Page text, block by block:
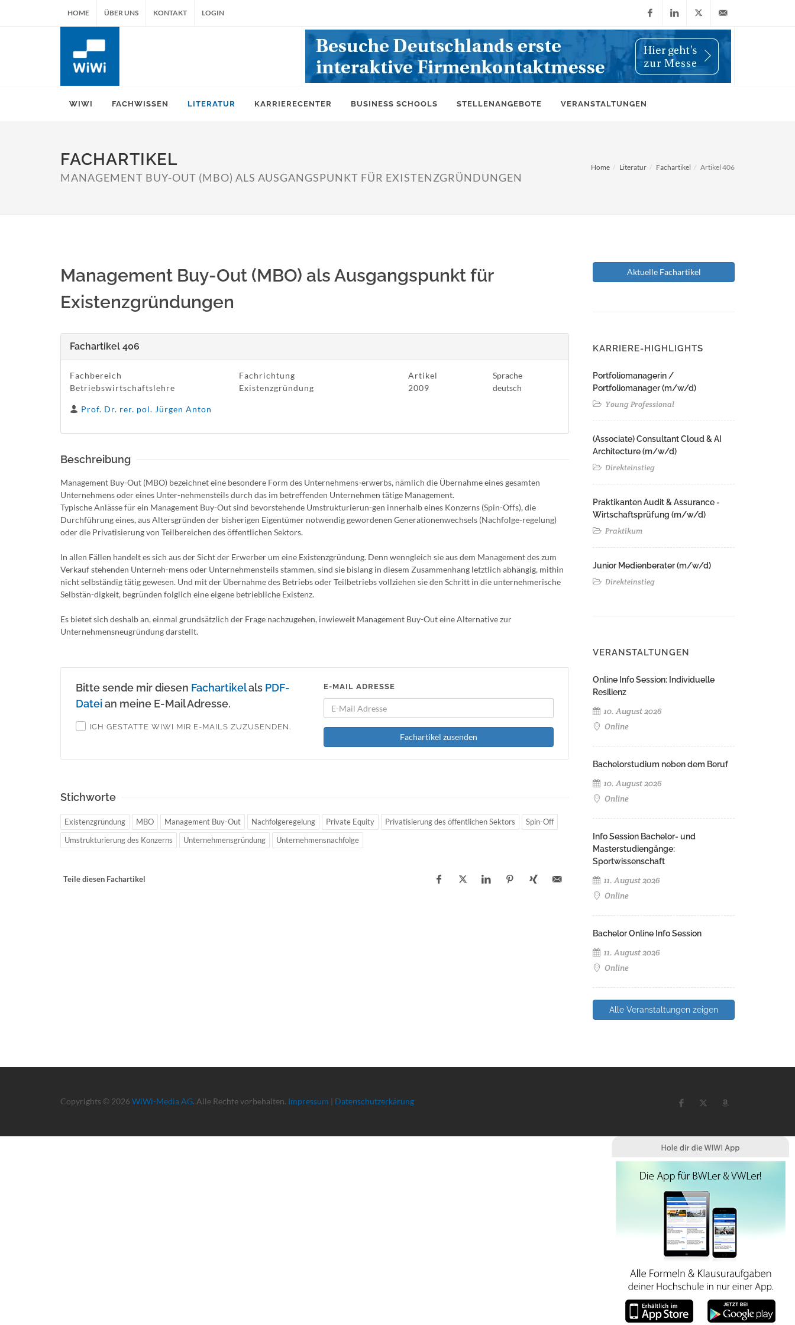
HOME ÜBER UNS KONTAKT LOGIN
FacebookLinkedIn
X
(Twitter)
info@wiwi-
WIWI FACHWISSEN LITERATUR KARRIERECENTER BUSINESS SCHOOLS STELLENANGEBOTE VERANSTALTUNGEN
FACHARTIKEL
MANAGEMENT BUY-OUT (MBO) ALS AUSGANGSPUNKT FÜR EXISTENZGRÜNDUNGEN
Home Literatur Fachartikel Artikel 406
Management Buy-Out (MBO) als Ausgangspunkt für
Existenzgründungen
Fachartikel 406
Fachbereich
Betriebswirtschaftslehre
Fachrichtung
Existenzgründung
Artikel
2009
Sprache
deutsch
Prof. Dr. rer. pol. Jürgen Anton
Beschreibung
Management Buy-Out (MBO) bezeichnet eine besondere Form des Unternehmens-erwerbs, nämlich die Übernahme eines gesamten
Unternehmens oder eines Unter-nehmensteils durch das im betreffenden Unternehmen tätige Management.
Typische Anlässe für ein Management Buy-Out sind bevorstehende Umstrukturierun-gen innerhalb eines Konzerns (Spin-Offs), die
Durchführung eines, aus Altersgründen der bisherigen Eigentümer notwendig gewordenen Generationenwechsels (Nachfolge-regelung)
oder die Privatisierung von Teilbereichen des öffentlichen Sektors.
In allen Fällen handelt es sich aus der Sicht der Erwerber um eine Existenzgründung. Denn wenngleich sie aus dem Management des zum
Verkauf stehenden Unterneh-mens oder Unternehmensteils stammen, sind sie bislang in diesem Zusammenhang letztlich abhängig, mithin
nicht selbständig tätig gewesen. Und mit der Übernahme des Betriebs oder Teilbetriebs vollziehen sie den Schritt in die unternehmerische
Selbstän-digkeit, begründen folglich eine eigene betriebliche Existenz.
Es bietet sich deshalb an, einmal grundsätzlich der Frage nachzugehen, inwieweit Management Buy-Out eine Alternative zur
Unternehmensneugründung darstellt.
Bitte sende mir diesen Fachartikelals PDF-
Dateian meine E-Mail Adresse.
ICH GESTATTE WIWI MIR E-MAILS ZUZUSENDEN.
E-MAIL ADRESSE
Fachartikel zusenden
Stichworte
Existenzgründung MBO Management Buy-Out Nachfolgeregelung Private Equity Privatisierung des öffentlichen Sektors
Spin-Off
Umstrukturierung des Konzerns
Unternehmensgründung Unternehmensnachfolge
Teile diesen Fachartikel
Aktuelle Fachartikel
KARRIERE-HIGHLIGHTS
Portfoliomanagerin /
Portfoliomanager (m/w/d)
Young Professional
(Associate) Consultant Cloud & AI
Architecture (m/w/d)​ ​
Direkteinstieg
Praktikanten Audit & Assurance -
Wirtschaftsprüfung (m/w/d)
Praktikum
Junior Medienberater (m/w/d)
Direkteinstieg
VERANSTALTUNGEN
Online Info Session: Individuelle
Resilienz
10. August 2026
Online
Bachelorstudium neben dem Beruf
10. August 2026
Online
Info Session Bachelor- und
Masterstudiengänge:
Sportwissenschaft
11. August 2026
Online
Bachelor Online Info Session
11. August 2026
Online
Alle Veranstaltungen zeigen
Copyrights © 2026 WiWi-Media AG. Alle Rechte vorbehalten. Impressum | Datenschutzerkärung